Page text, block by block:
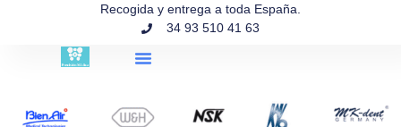
Recogida y entrega a toda España.
34 93 510 41 63